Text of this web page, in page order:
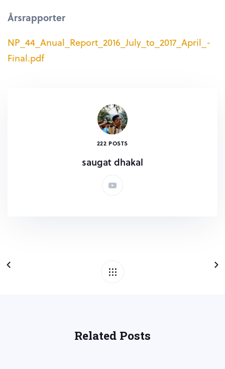
Årsrapporter
NP_44_Anual_Report_2016_July_to_2017_April_-
Final.pdf
222 POSTS
saugat dhakal
Related Posts